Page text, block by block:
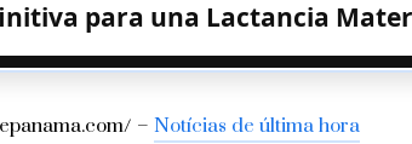
para una Lactancia
– Notícias de última hora